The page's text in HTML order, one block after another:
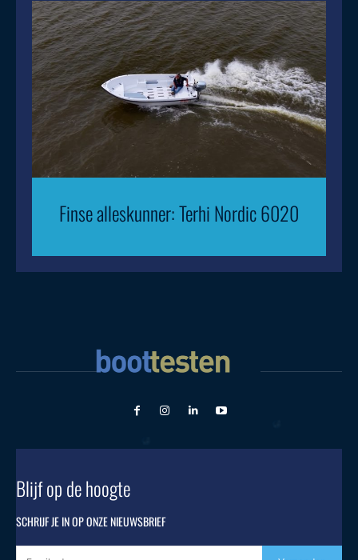
Finse alleskunner: Terhi Nordic 6020
Blijf op de hoogte
SCHRIJF JE IN OP ONZE NIEUWSBRIEF